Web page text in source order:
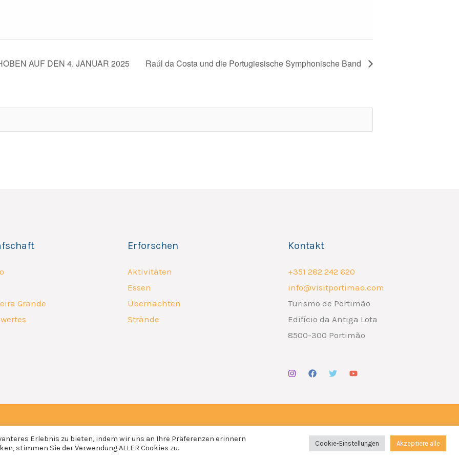
AUF DEN 4. JANUAR 2025 Raúl da Costa und die Portugiesische Symphonische Band
Grande
Erforschen
Aktivitäten
Essen
Übernachten
Strände
Kontakt
+351 282 242 620
info@visitportimao.com
Turismo de Portimão
Edifício da Antiga Lota
8500-300 Portimão
Erlebnis zu bieten, indem wir uns an Ihre Präferenzen erinnern
stimmen Sie der Verwendung ALLER Cookies zu.
Cookie-Einstellungen Akzeptiere alle